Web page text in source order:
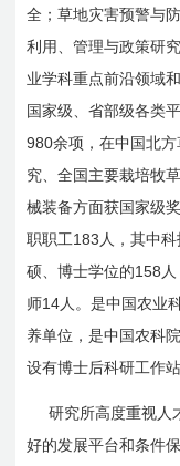
全；草地灾害预警与
利用、管理与政策研
业学科重点前沿领域
国家级、省部级各类
980余项，在中国北
究、全国主要栽培牧
械装备方面获国家级
职职工183 人，其中
硕、博士学位的158
师14 人。是中国农业
养单位，是中国农科
设有博士后科研工作站
研究所高度重视人
好的发展平台和条件